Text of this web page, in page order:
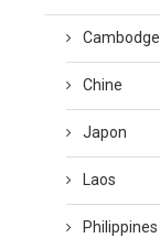
Cambodge
Chine
Japon
Laos
Philippines